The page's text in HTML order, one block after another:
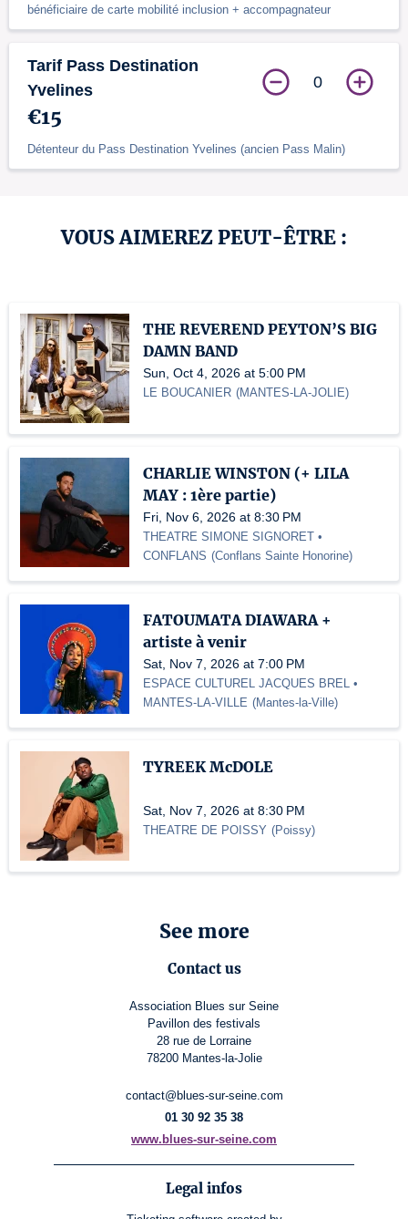
bénéficiaire de carte mobilité inclusion + accompagnateur
Tarif Pass Destination
Yvelines
€15
Détenteur du Pass Destination Yvelines (ancien Pass Malin)
0
VOUS AIMEREZ PEUT-ÊTRE :
THE REVEREND PEYTON’S BIG
DAMN BAND
Sun, Oct 4, 2026 at 5:00 PM
LE BOUCANIER (MANTES-LA-JOLIE)
CHARLIE WINSTON (+ LILA
MAY : 1ère partie)
Fri, Nov 6, 2026 at 8:30 PM
THEATRE SIMONE SIGNORET •
CONFLANS (Conflans Sainte Honorine)
FATOUMATA DIAWARA +
artiste à venir
Sat, Nov 7, 2026 at 7:00 PM
ESPACE CULTUREL JACQUES BREL •
MANTES-LA-VILLE (Mantes-la-Ville)
TYREEK McDOLE
Sat, Nov 7, 2026 at 8:30 PM
THEATRE DE POISSY (Poissy)
See more
Contact us
Association Blues sur Seine
Pavillon des festivals
28 rue de Lorraine
78200 Mantes-la-Jolie
contact@blues-sur-seine.com
01 30 92 35 38
www.blues-sur-seine.com
Legal infos